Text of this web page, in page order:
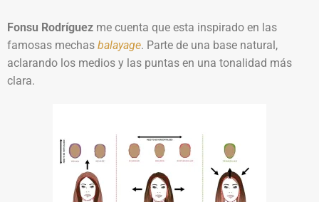
Fonsu Rodríguez me cuenta que esta inspirado en las
famosas mechas balayage. Parte de una base natural,
aclarando los medios y las puntas en una tonalidad más
clara.